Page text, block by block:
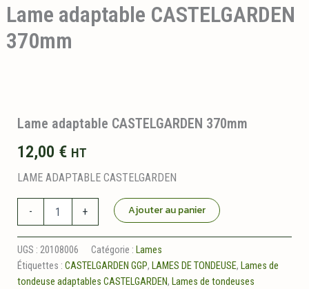
Lame adaptable CASTELGARDEN
370mm
Lame adaptable CASTELGARDEN 370mm
12,00 € HT
LAME ADAPTABLE CASTELGARDEN
-
adaptable
CASTELGARDEN
370mm
+ Ajouter au panier
UGS : 20108006 Catégorie : Lames
Étiquettes : CASTELGARDEN GGP, LAMES DE TONDEUSE, Lames de
tondeuse adaptables CASTELGARDEN, Lames de tondeuses